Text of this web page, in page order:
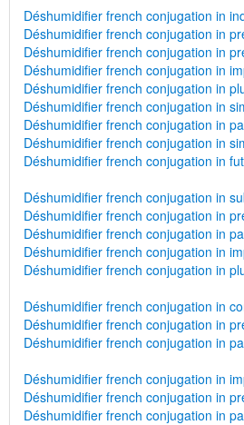
Déshumidifier french conjugation in
Déshumidifier french conjugation in
Déshumidifier french conjugation in
Déshumidifier french conjugation in
Déshumidifier french conjugation in
Déshumidifier french conjugation in
Déshumidifier french conjugation in
Déshumidifier french conjugation in
Déshumidifier french conjugation in
Déshumidifier french conjugation in
Déshumidifier french conjugation in
Déshumidifier french conjugation in
Déshumidifier french conjugation in
Déshumidifier french conjugation in
Déshumidifier french conjugation in
Déshumidifier french conjugation in
Déshumidifier french conjugation in
Déshumidifier french conjugation in
Déshumidifier french conjugation in
Déshumidifier french conjugation in